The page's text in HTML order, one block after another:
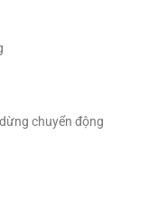
chuyển động